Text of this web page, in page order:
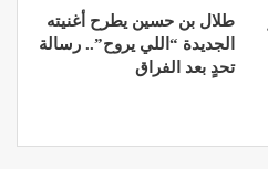
طلال بن حسين يطرح أغنيته
الجديدة “اللي يروح”.. رسالة
تحدٍ بعد الفراق